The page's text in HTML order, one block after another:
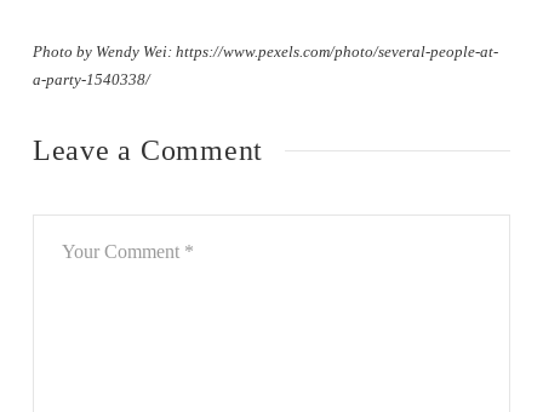
Photo by Wendy Wei: https://www.pexels.com/photo/several-people-at-
a-party-1540338/
Leave a Comment